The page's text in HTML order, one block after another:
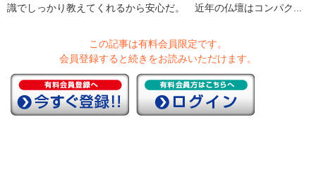
識でしっかり教えてくれるから安心だ。 近年の仏壇はコンパク...
この記事は有料会員限定です。
会員登録すると続きをお読みいただけます。